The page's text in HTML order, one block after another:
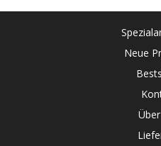
Neue